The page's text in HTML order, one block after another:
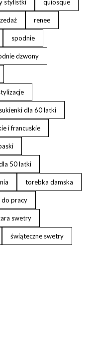
stylistki quiosque
renee
spodnie
dzwony
sukienki dla 60 latki
i francuskie
50 latki
torebka damska
do pracy
swetry
świąteczne swetry